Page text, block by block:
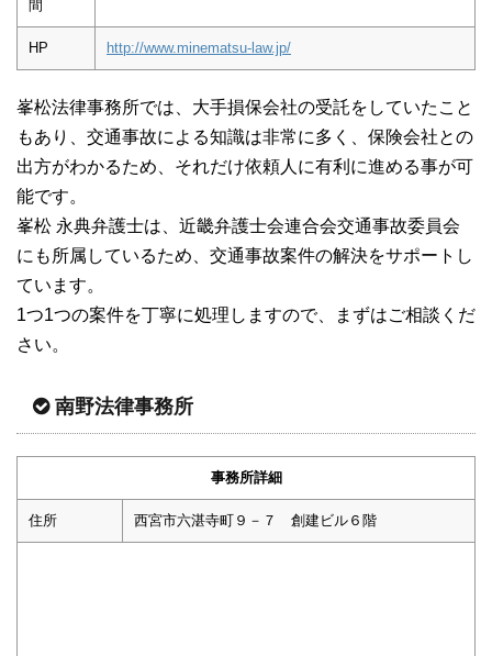
間
HP http://www.minematsu-law.jp/
峯松法律事務所では、大手損保会社の受託をしていたこと
もあり、交通事故による知識は非常に多く、保険会社との
出方がわかるため、それだけ依頼人に有利に進める事が可
能です。
峯松 永典弁護士は、近畿弁護士会連合会交通事故委員会
にも所属しているため、交通事故案件の解決をサポートし
ています。
1つ1つの案件を丁寧に処理しますので、まずはご相談くだ
さい。
南野法律事務所
事務所詳細
住所 西宮市六湛寺町９－７ 創建ビル６階